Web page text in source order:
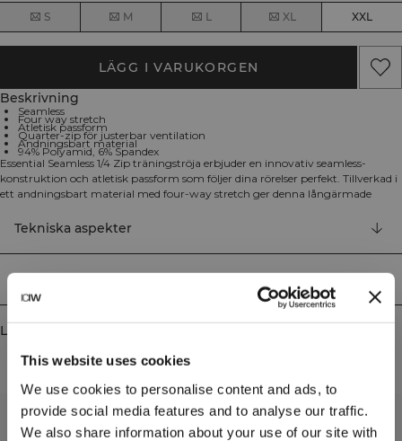
This website uses cookies
We use cookies to personalise content and ads, to
provide social media features and to analyse our traffic.
We also share information about your use of our site with
S M L XL XXL
LÄGG I VARUKORGEN
Beskrivning
Seamless
Four way stretch
Atletisk passform
Quarter-zip för justerbar ventilation
Andningsbart material
94% Polyamid, 6% Spandex
Essential Seamless 1/4 Zip träningströja erbjuder en innovativ seamless-
konstruktion och atletisk passform som följer dina rörelser perfekt. Tillverkad i
ett andningsbart material med four-way stretch ger denna långärmade
vardagsaktiviteter. Den praktiska quarter-zip designen låter dig enkelt justera
ventilationen efter behov. 94% Polyamid, 6% Elastan
Tekniska aspekter
Liknande produkter